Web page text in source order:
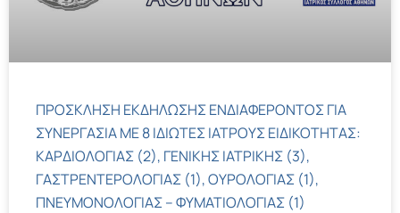
ΠΡΟΣΚΛΗΣΗ ΕΚΔΗΛΩΣΗΣ ΕΝΔΙΑΦΕΡΟΝΤΟΣ ΓΙΑ
ΣΥΝΕΡΓΑΣΙΑ ΜΕ 8 ΙΔΙΩΤΕΣ ΙΑΤΡΟΥΣ ΕΙΔΙΚΟΤΗΤΑΣ:
ΚΑΡΔΙΟΛΟΓΙΑΣ (2), ΓΕΝΙΚΗΣ ΙΑΤΡΙΚΗΣ (3),
ΓΑΣΤΡΕΝΤΕΡΟΛΟΓΙΑΣ (1), ΟΥΡΟΛΟΓΙΑΣ (1),
ΠΝΕΥΜΟΝΟΛΟΓΙΑΣ – ΦΥΜΑΤΙΟΛΟΓΙΑΣ (1)